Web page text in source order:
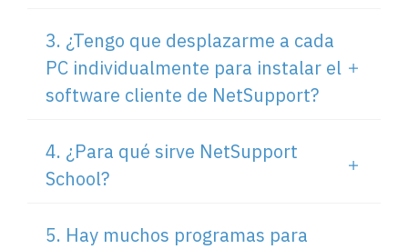
3. ¿Tengo que desplazarme a cada
PC individualmente para instalar el
software cliente de NetSupport?
4. ¿Para qué sirve NetSupport
School?
5. Hay muchos programas para